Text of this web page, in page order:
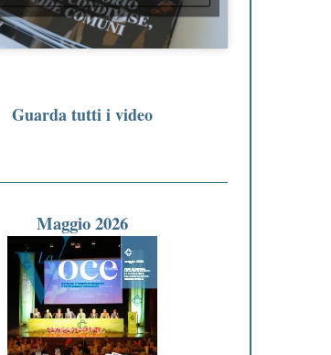
Guarda tutti i video
Maggio 2026